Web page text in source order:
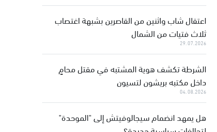
اعتقال شاب واثنين من القاصرين بشبهة اغتصاب
ثلاث فتيات من الشمال
29.07.2026
الشرطة تكشف هوية المشتبه في مقتل محامٍ
داخل مكتبه بريشون لتسيون
04.08.2026
هل يمهد انضمام سيجالوفيتش إلى "الموحدة"